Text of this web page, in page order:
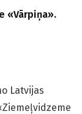
«Vārpiņa».
Latvijas